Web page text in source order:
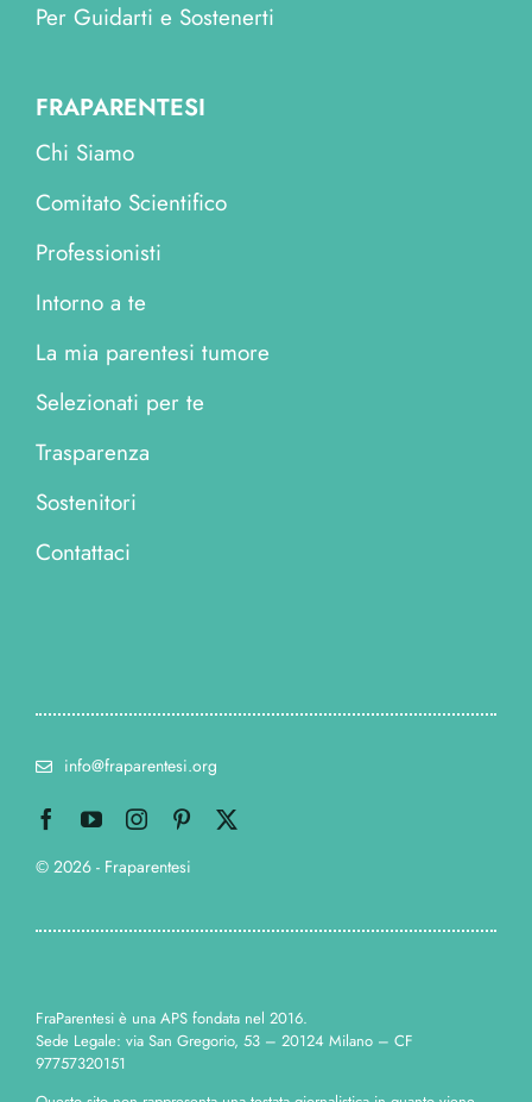
Per Guidarti e Sostenerti
FRAPARENTESI
Chi Siamo
Comitato Scientifico
Professionisti
Intorno a te
La mia parentesi tumore
Selezionati per te
Trasparenza
Sostenitori
Contattaci
info@fraparentesi.org
© 2026 - Fraparentesi
FraParentesi è una APS fondata nel 2016.
Sede Legale: via San Gregorio, 53 – 20124 Milano – CF
97757320151